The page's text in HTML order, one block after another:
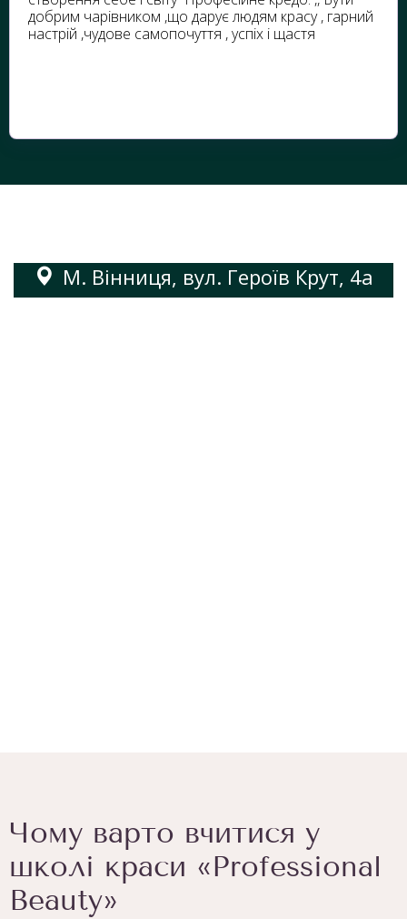
добрим чарівником ,що дарує людям красу , гарний
настрій ,чудове самопочуття , успіх і щастя
М. Вінниця, вул. Героїв Крут, 4а
Чому варто вчитися у
школі краси «Professional
Beauty»